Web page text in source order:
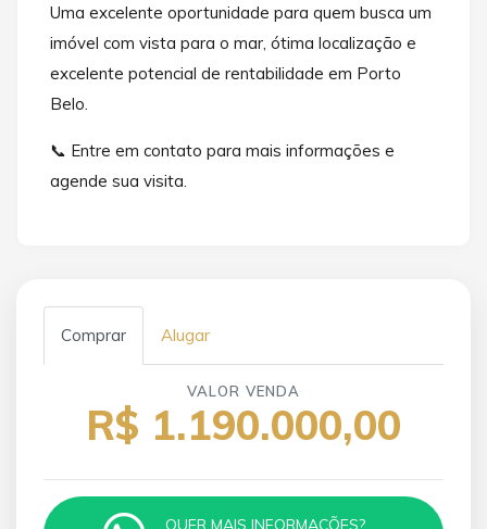
Uma excelente oportunidade para quem busca um
imóvel com vista para o mar, ótima localização e
excelente potencial de rentabilidade em Porto
Belo.
📞 Entre em contato para mais informações e
agende sua visita.
Comprar Alugar
VALOR VENDA
R$ 1.190.000,00
QUER MAIS INFORMAÇÕES?